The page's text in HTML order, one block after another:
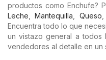
productos como Enchufe?
Leche ,Mantequilla Queso
Encuentra todo lo que
un vistazo general a todos
vendedores al detalle en un